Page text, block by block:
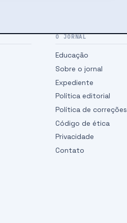
O JORNAL
Educação
Sobre o jornal
Expediente
Política editorial
Política de correções
Código de ética
Privacidade
Contato